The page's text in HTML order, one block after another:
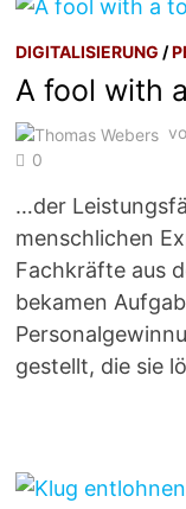
DIGITALISIERUNG /
A fool with
0
…der
menschlichen
Fachkräfte aus
bekamen
gestellt, die sie